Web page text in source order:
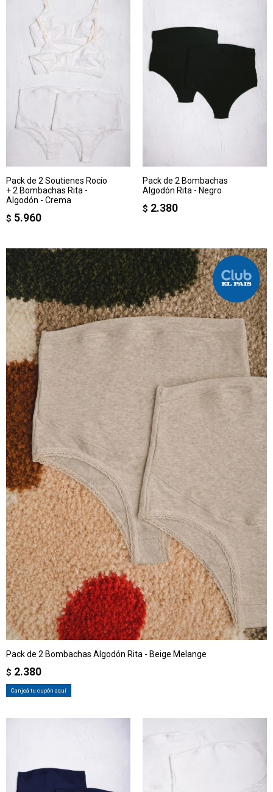
Pack de 2 Soutienes Rocío
+ 2 Bombachas Rita -
Algodón - Crema
$ 5.960
Pack de 2 Bombachas
Algodón Rita - Negro
$ 2.380
Pack de 2 Bombachas Algodón Rita - Beige Melange
$ 2.380
Canjeá tu cupón aquí